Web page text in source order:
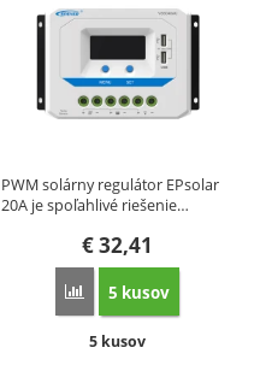
PWM solárny regulátor EPsolar
20A je spoľahlivé riešenie…
€32,41
Porovnať
5 kusov
Dostupnosť:
5 kusov